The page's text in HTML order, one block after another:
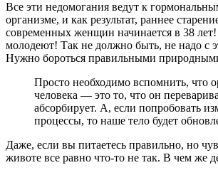
Все эти недомогания ведут к
организме, и как результат, раннее
современных женщин начинается в 38 лет!
молодеют! Так не должно быть, не надо с
Нужно бороться правильными
Просто необходимо вспомнить, что
человека — это то, что он
абсорбирует. А, если попробовать
процессы, то наше тело будет
Даже, если вы питаетесь правильно, но
животе все равно что-то не так. В чем же